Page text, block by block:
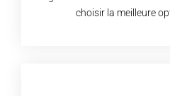
choisir la meilleure